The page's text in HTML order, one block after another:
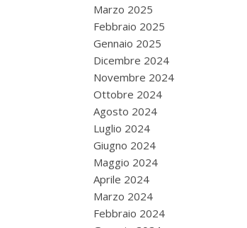
Marzo 2025
Febbraio 2025
Gennaio 2025
Dicembre 2024
Novembre 2024
Ottobre 2024
Agosto 2024
Luglio 2024
Giugno 2024
Maggio 2024
Aprile 2024
Marzo 2024
Febbraio 2024